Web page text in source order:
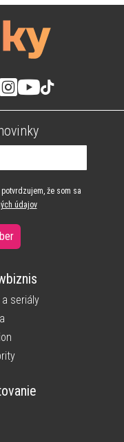
potvrdzujem, že som sa
údajov
a seriály